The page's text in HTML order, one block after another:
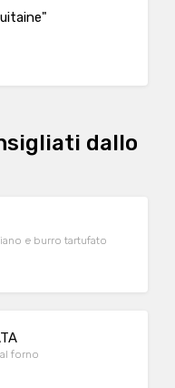
dallo
e burro tartufato
forno